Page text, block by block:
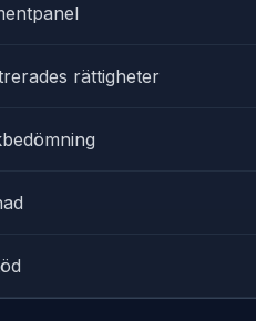
rättigheter